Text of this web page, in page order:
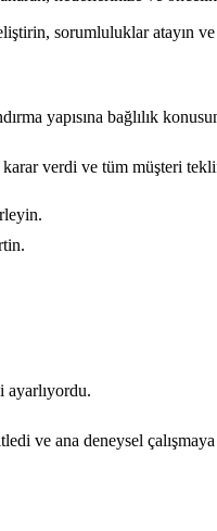
sorumluluklar atayın
yapısına bağlılık
verdi ve tüm müşteri
ayarlıyordu.
ve ana deneysel